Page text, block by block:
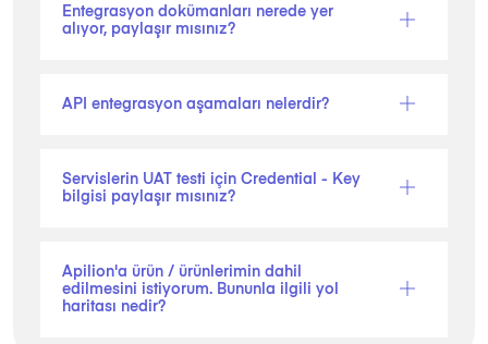
Entegrasyon dokümanları nerede yer
alıyor, paylaşır mısınız?
API entegrasyon aşamaları nelerdir?
Servislerin UAT testi için Credential - Key
bilgisi paylaşır mısınız?
Apilion'a ürün / ürünlerimin dahil
edilmesini istiyorum. Bununla ilgili yol
haritası nedir?